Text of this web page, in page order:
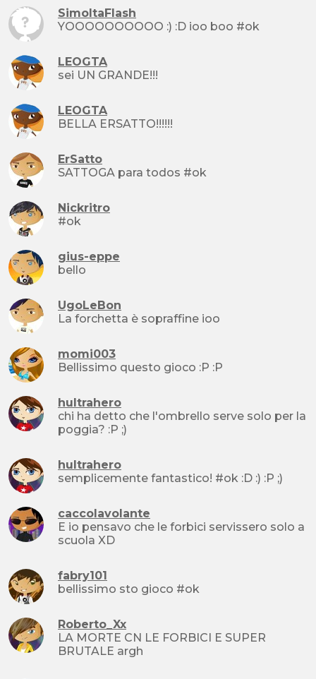
SimoItaFlash
YOOOOOOOOOO :) :D ioo boo #ok
LEOGTA
sei UN GRANDE!!!
LEOGTA
BELLA ERSATTO!!!!!!
ErSatto
SATTOGA para todos #ok
Nickritro
#ok
gius-eppe
bello
UgoLeBon
La forchetta è sopraffine ioo
momi003
Bellissimo questo gioco :P :P
hultrahero
chi ha detto che l'ombrello serve solo per la
poggia? :P ;)
hultrahero
semplicemente fantastico! #ok :D :) :P ;)
caccolavolante
E io pensavo che le forbici servissero solo a
scuola XD
fabry101
bellissimo sto gioco #ok
Roberto_Xx
LA MORTE CN LE FORBICI E SUPER
BRUTALE argh